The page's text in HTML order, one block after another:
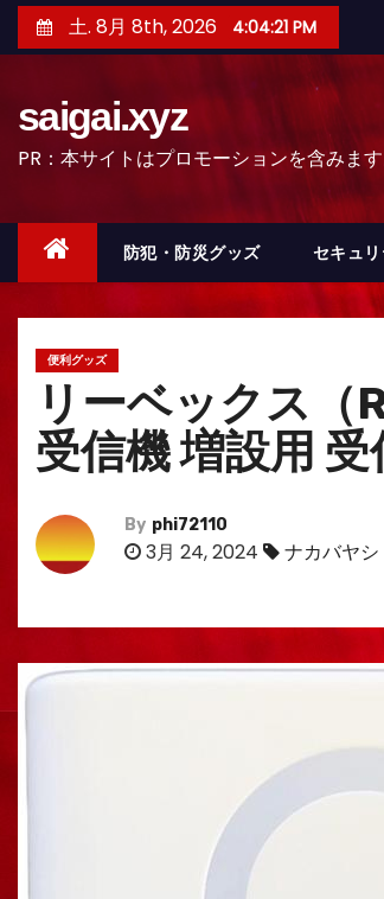
ン
ッ
土. 8月 8th, 2026 4:04:22 PM
saigai.xyz
PR：本サイトはプロモーションを含みます
防犯・防災グッズ セキュリ
便利グッズ
リーベックス（
受信機 増設用
By phi72110
3月 24, 2024 ナカバヤシ